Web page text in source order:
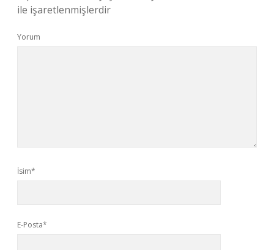
ile işaretlenmişlerdir
Yorum
İsim*
E-Posta*